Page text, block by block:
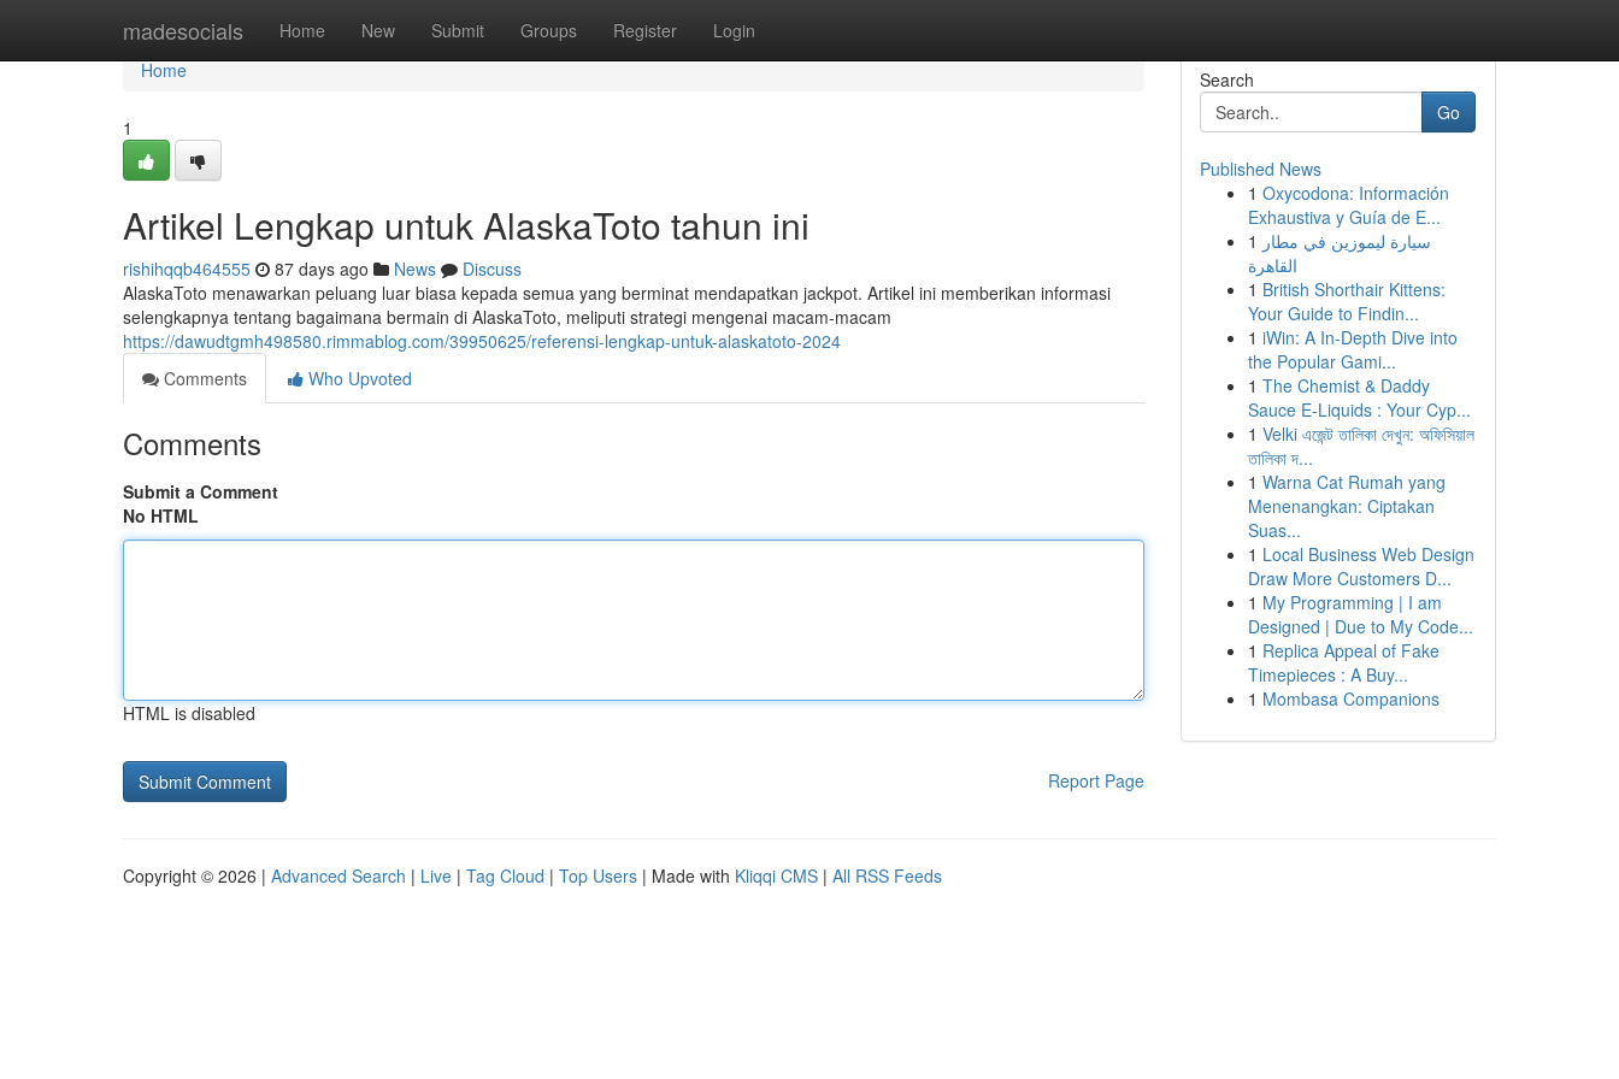
madesocials Home New Submit Groups Register Login
Home
Home
1
Artikel Lengkap untuk AlaskaToto tahun ini
rishihqqb464555 87 days ago News
Discuss
AlaskaToto menawarkan peluang luar biasa kepada semua yang berminat mendapatkan jackpot. Artikel ini memberikan informasi
selengkapnya tentang bagaimana bermain di AlaskaToto, meliputi strategi mengenai macam-macam
https://dawudtgmh498580.rimmablog.com/39950625/referensi-lengkap-untuk-alaskatoto-2024
Comments
Who Upvoted
Comments
Submit a Comment
No HTML
HTML is disabled
Report Page
Search
Go
Published News
1 Oxycodona: Información
Exhaustiva y Guía de E...
1 سيارة ليموزين في مطار
القاهرة
1 British Shorthair Kittens:
Your Guide to Findin...
1 iWin: A In-Depth Dive into
the Popular Gami...
1 The Chemist & Daddy
Sauce E-Liquids : Your Cyp...
1 Velki এজেন্ট তালিকা দেখুন: অফিসিয়াল
তালিকা দ...
1 Warna Cat Rumah yang
Menenangkan: Ciptakan
Suas...
1 Local Business Web Design
Draw More Customers D...
1 My Programming | I am
Designed | Due to My Code...
1 Replica Appeal of Fake
Timepieces : A Buy...
1 Mombasa Companions
Copyright © 2026 | Advanced Search | Live | Tag Cloud | Top Users | Made with Kliqqi CMS | All RSS Feeds